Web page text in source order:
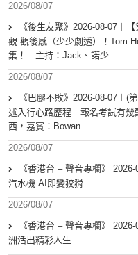
2026/08/07
《後生友聚》2026-08-07︱
觀 觀後感（少少劇透）！Tom
集！｜主持：Jack、諾少
2026/08/07
《巴膠不敗》2026-08-07︱(
述入行心路歷程｜報名考試有
西，嘉賓︰Bowan
2026/08/07
《香港台 – 聲音專欄》
汽水機 AI即變狡猾
2026/08/07
《香港台 – 聲音專欄》
洲活出精彩人生